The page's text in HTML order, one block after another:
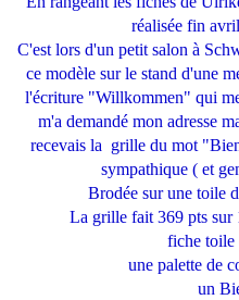
réalisée fin
C'est lors d'un petit salon à
ce modèle sur le stand d'une
l'écriture "Willkommen" qui
m'a demandé mon adresse
recevais la grille du mot
sympathique ( et
Brodée sur une toile
La grille fait 369 pts sur
fiche
une palette de
un